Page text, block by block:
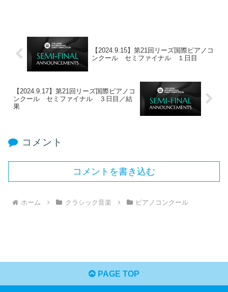
【2024.9.15】第21回リーズ国際ピアノコ
ンクール セミファイナル １日目
【2024.9.17】第21回リーズ国際ピアノコ
ンクール セミファイナル ３日目／結
果
コメント
コメントを書き込む
ホーム クラシック音楽 ピアノコンクール
PAGE TOP